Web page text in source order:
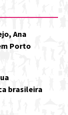
Ana
Porto
brasileira